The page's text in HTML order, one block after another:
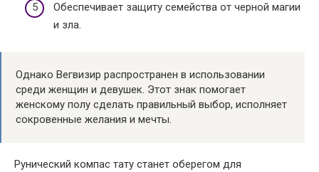
Обеспечивает защиту семейства от черной магии
и зла.
Однако Вегвизир распространен в использовании
среди женщин и девушек. Этот знак помогает
женскому полу сделать правильный выбор, исполняет
сокровенные желания и мечты.
Рунический компас тату станет оберегом для